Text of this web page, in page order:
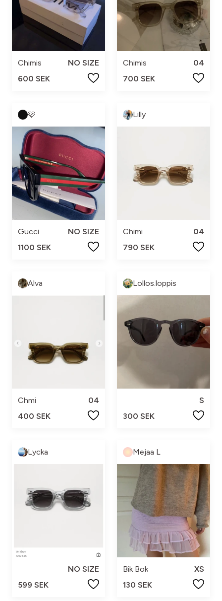
Chimis
NO SIZE
600 SEK
Chimis
04
700 SEK
🩷
Gucci
NO SIZE
1100 SEK
Lilly
Chimi
04
790 SEK
Alva
Chmi
04
400 SEK
Lollos.loppis
S
300 SEK
Lycka
NO SIZE
599 SEK
Mejaa L
Bik Bok
XS
130 SEK